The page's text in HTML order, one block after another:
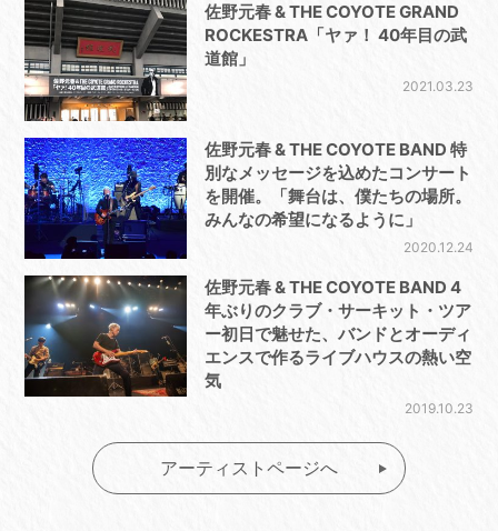
佐野元春 & THE COYOTE GRAND
ROCKESTRA「ヤァ！ 40年目の武
道館」
2021.03.23
佐野元春 & THE COYOTE BAND 特
別なメッセージを込めたコンサート
を開催。「舞台は、僕たちの場所。
みんなの希望になるように」
2020.12.24
佐野元春 & THE COYOTE BAND 4
年ぶりのクラブ・サーキット・ツア
ー初日で魅せた、バンドとオーディ
エンスで作るライブハウスの熱い空
気
2019.10.23
アーティストページへ